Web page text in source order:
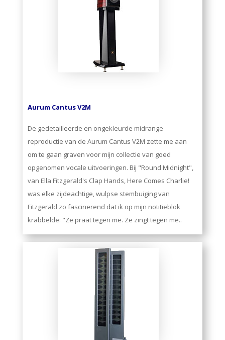
Aurum Cantus V2M
De gedetailleerde en ongekleurde midrange
reproductie van de Aurum Cantus V2M zette me aan
om te gaan graven voor mijn collectie van goed
opgenomen vocale uitvoeringen. Bij "Round Midnight",
van Ella Fitzgerald's Clap Hands, Here Comes Charlie!
was elke zijdeachtige, wulpse stembuiging van
Fitzgerald zo fascinerend dat ik op mijn notitieblok
krabbelde: "Ze praat tegen me. Ze zingt tegen me..